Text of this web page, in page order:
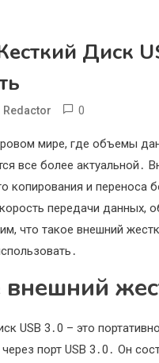
Диск
Redactor 0
мире, где объемы
все более актуальной․
копирования и
передачи данных,
что такое внешний
внешний
USB 3․0 – это
порт USB 3․0․ Он